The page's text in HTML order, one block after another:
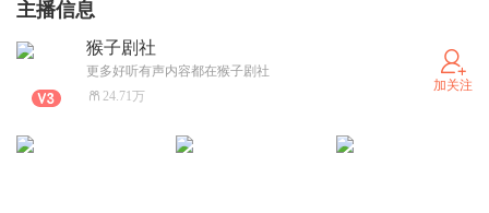
主播信息
猴子剧社
更多好听有声内容都在猴子剧社
24.71万
加关注